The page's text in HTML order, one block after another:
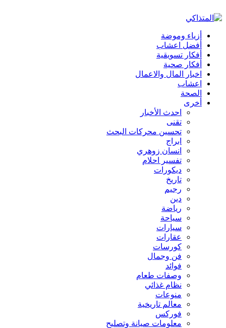
أزياء وموضة
أفضل اعشاب
أفكار تسويقية
أفكار صحية
اخبار المال والاعمال
اعشاب
الصحة
أخرى
احدث الأخبار
تقنى
تحسين محركات البحث
ابراج
انسان زوهري
تفسير احلام
ديكورات
تاريخ
رجيم
دين
رياضة
سياحة
سيارات
عقارات
كورسات
فن وجمال
فوائد
وصفات طعام
نظام غذائي
منوعات
معالم تاريخية
فوركس
معلومات صيانة وتصليح